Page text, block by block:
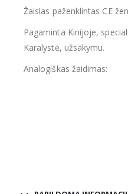
Žaislas paženklintas CE
Pagaminta Kinijoje,
Karalystė, užsakymu.
Analogiškas žaidimas: